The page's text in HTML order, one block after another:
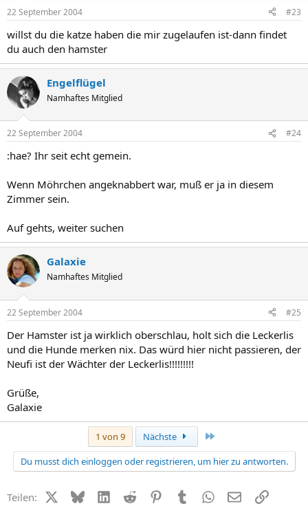
22 September 2004 #23
willst du die katze haben die mir zugelaufen ist-dann findet
du auch den hamster
Engelflügel
Namhaftes Mitglied
22 September 2004 #24
:hae? Ihr seit echt gemein.
Wenn Möhrchen angeknabbert war, muß er ja in diesem
Zimmer sein.
Auf gehts, weiter suchen
Galaxie
Namhaftes Mitglied
22 September 2004 #25
Der Hamster ist ja wirklich oberschlau, holt sich die Leckerlis
und die Hunde merken nix. Das würd hier nicht passieren, der
Neufi ist der Wächter der Leckerlis!!!!!!!!!
Grüße,
Galaxie
1 von 9 Nächste
Du musst dich einloggen oder registrieren, um hier zu antworten.
Teilen: X (Twitter)
BlueskyLinkedIn
Reddit PinterestTumblr WhatsApp
E-MailLink